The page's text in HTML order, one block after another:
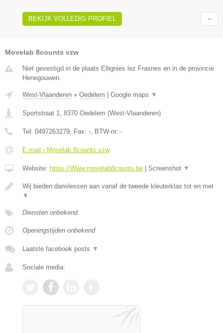
BEKIJK VOLLEDIG PROFIEL
Movelab 8counts vzw
Niet gevestigd in de plaats Ellignies lez Frasnes en in de provincie
Henegouwen.
West-Vlaanderen » Oedelem Google maps ▼
Sportstraat 1 8370 Oedelem (West-Vlaanderen)
Tel: 0497263279 , Fax: - , BTW-nr: -
E-mail › Movelab 8counts vzw
Website: https://Www.movelab8counts.be Screenshot ▼
Wij bieden danslessen aan vanaf de tweede kleuterklas tot en met
▼
Diensten onbekend
Openingstijden onbekend
Laatste facebook posts ▼
Sociale media: